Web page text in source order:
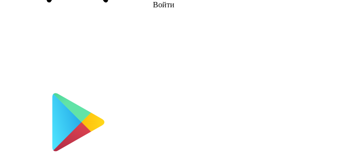
Войти